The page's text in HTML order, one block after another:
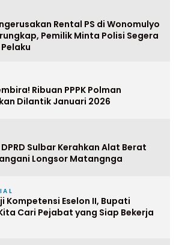
Rental PS di Wonomulyo
Pemilik Minta Polisi Segera
Ribuan PPPK Polman
Dilantik Januari 2026
Sulbar Kerahkan Alat Berat
Longsor Matangnga
Kompetensi Eselon II, Bupati
Cari Pejabat yang Siap Bekerja